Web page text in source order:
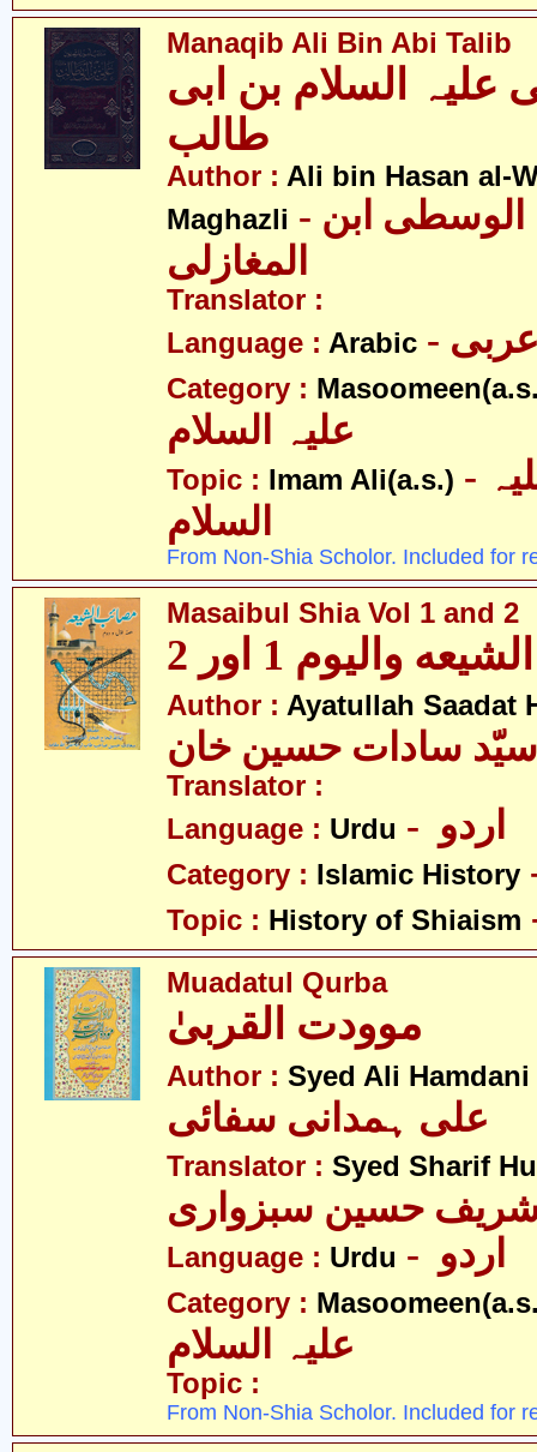
Manaqib Ali Bin Abi Talib
علیہ السلام بن ابی
طالب
Author : Ali bin Hasan al-
Maghazli - علی بن حسن الوسطی ابن
Translator :
Language : Arabic عربی
Category :
Topic : Imam Ali(a.s.) - امام علی علیہ
السلام
From Non-Shia Scholor. Included for
Masaibul Shia Vol 1 and 2
والیوم 1 اور 2
Author : Ayatullah Saadat
سیّد سادات حسین خان
Translator :
Language : Urdu
Category : Islamic History
Topic : History of Shiaism
Muadatul Qurba
Author : Syed Ali Hamdani
علی ہمدانی سفائی
Translator : Syed Sharif
حسین سبزواری
Language : Urdu
Category :
Topic :
From Non-Shia Scholor. Included for